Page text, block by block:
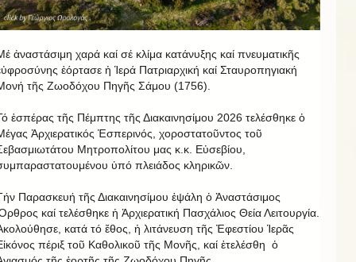
ἀναστάσιμη χαρά καί σέ κλίμα κατάνυξης καί πνευματικῆς
ἑόρτασε ἡ Ἱερά Πατριαρχική καί Σταυροπηγιακή
τῆς Ζωοδόχου Πηγῆς Σάμου (1756).
ἑσπέρας τῆς Πέμπτης τῆς Διακαινησίμου 2026 τελέσθηκε ὁ
Ἀρχιερατικός Ἑσπερινός, χοροστατοῦντος τοῦ
Μητροπολίτου μας κ.κ. Εὐσεβίου,
ὑπό πλειάδος κληρικῶν.
Παρασκευή τῆς Διακαινησίμου ἐψάλη ὁ Ἀναστάσιμος
καί τελέσθηκε ἡ Ἀρχιερατική Πασχάλιος Θεία Λειτουργία.
κατά τό ἔθος, ἡ λιτάνευση τῆς Ἐφεστίου Ἱερᾶς
πέριξ τοῦ Καθολικοῦ τῆς Μονῆς, καί ἐτελέσθη ὁ